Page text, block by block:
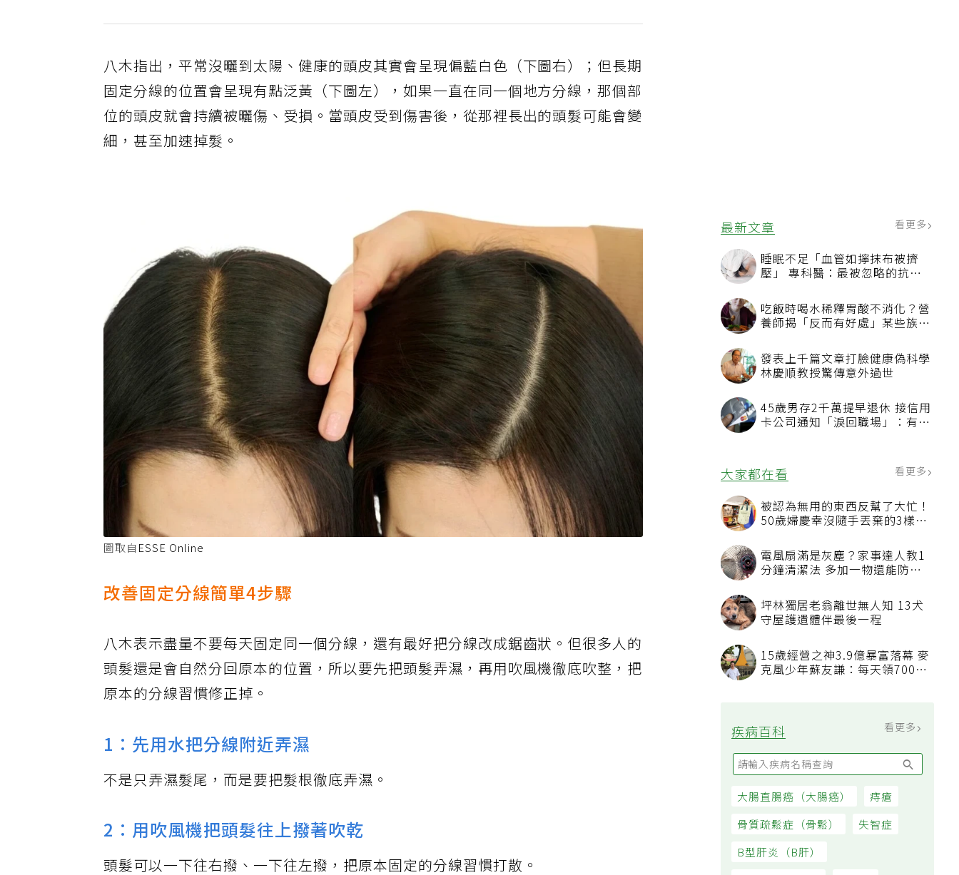
最新文章 看更多
睡眠不足「血管如擰抹布被擠
壓」 專科醫：最被忽略的抗老
吃飯時喝水稀釋胃酸不消化？營
養師揭「反而有好處」某些族群
發表上千篇文章打臉健康偽科學
林慶順教授驚傳意外過世
45歲男存2千萬提早退休 接信用
卡公司通知「淚回職場」：有錢
大家都在看
被認為無用的東西反幫了大忙！
50歲婦慶幸沒隨手丟棄的3樣物
電風扇滿是灰塵？家事達人教1
坪林獨居老翁離世無人知 13犬
守屋護遺體伴最後一程
15歲經營之神3.9億暴富落幕 麥
克風少年蘇友謙：每天領700元
疾病百科
八木指出，平常沒曬到太陽、健康的頭皮其實會呈現偏藍白色（下圖右）；但長期
固定分線的位置會呈現有點泛黃（下圖左），如果一直在同一個地方分線，那個部
位的頭皮就會持續被曬傷、受損。當頭皮受到傷害後，從那裡長出的頭髮可能會變
細，甚至加速掉髮。
改善固定分線簡單4步驟
八木表示盡量不要每天固定同一個分線，還有最好把分線改成鋸齒狀。但很多人的
頭髮還是會自然分回原本的位置，所以要先把頭髮弄濕，再用吹風機徹底吹整，把
原本的分線習慣修正掉。
1：先用水把分線附近弄濕
不是只弄濕髮尾，而是要把髮根徹底弄濕。
2：用吹風機把頭髮往上撥著吹乾